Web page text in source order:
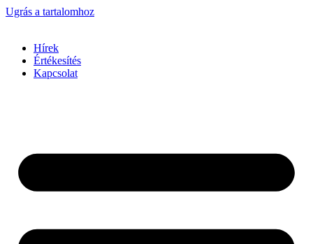
Ugrás a tartalomhoz
Hírek
Értékesítés
Kapcsolat